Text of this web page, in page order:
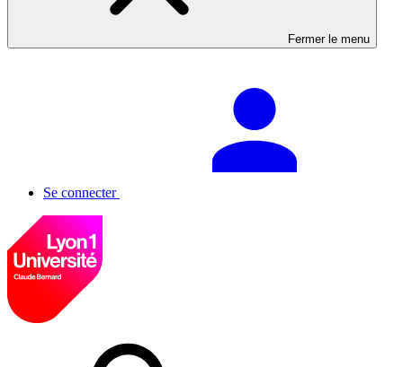
Fermer le menu
Se connecter